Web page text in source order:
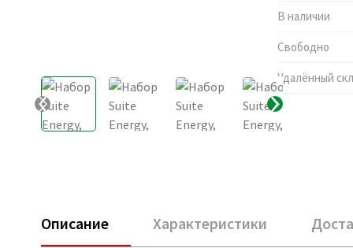
В наличии
Свободно
Удалённый
Описание Характеристики